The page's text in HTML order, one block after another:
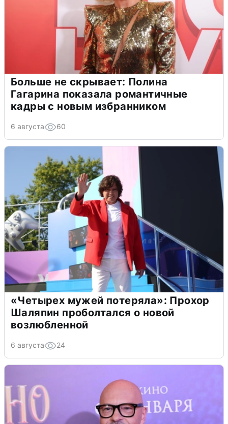
Больше не скрывает: Полина
Гагарина показала романтичные
кадры с новым избранником
6 августа 60
«Четырех мужей потеряла»: Прохор
Шаляпин проболтался о новой
возлюбленной
6 августа 24